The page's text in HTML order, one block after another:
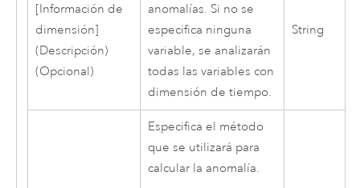
[Información de
dimensión]
(Descripción)
(Opcional)
anomalías. Si no se
especifica ninguna
variable, se analizarán
todas las variables con
dimensión de tiempo.
String
Especifica el método
que se utilizará para
calcular la anomalía.